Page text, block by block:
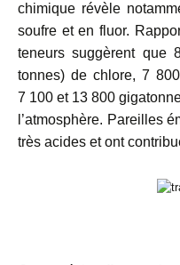
chimique révèle
soufre et en fluor.
teneurs suggèrent que
tonnes) de chlore, 7 800
7 100 et 13 800
l’atmosphère. Pareilles
très acides et ont